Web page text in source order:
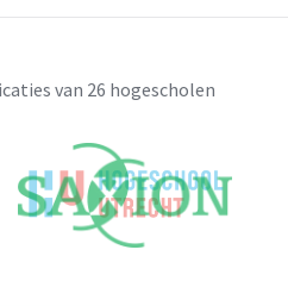
van 26 hogescholen